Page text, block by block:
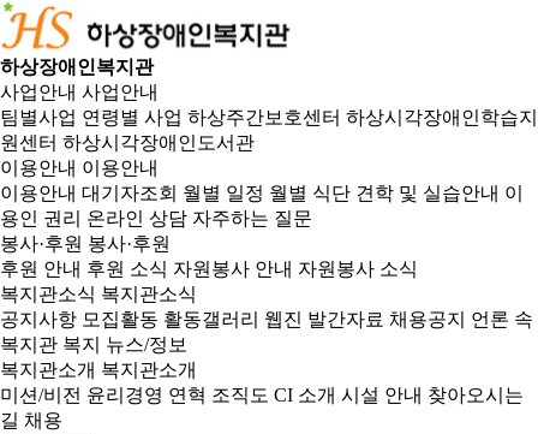
하상장애인복지관
사업안내 사업안내
팀별사업 연령별 사업 하상주간보호센터 하상시각장애인학습지
원센터 하상시각장애인도서관
이용안내 이용안내
이용안내 대기자조회 월별 일정 월별 식단 견학 및 실습안내 이
용인 권리 온라인 상담 자주하는 질문
봉사·후원 봉사·후원
후원 안내 후원 소식 자원봉사 안내 자원봉사 소식
복지관소식 복지관소식
공지사항 모집활동 활동갤러리 웹진 발간자료 채용공지
언론 속
복지관 복지 뉴스/정보
복지관소개 복지관소개
미션/비전 윤리경영 연혁 조직도 CI 소개 시설 안내 찾아오시는
길 채용